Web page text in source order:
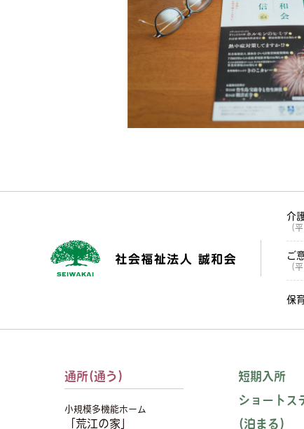
介
（
ご
（
保
通所(通う)
小規模多機能ホーム
「荒江の家」
短期入所
ショートス
(泊まる)